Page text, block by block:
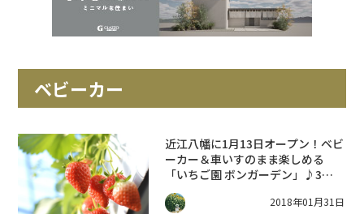
ベビーカー
近江八幡に1月13日オープン！ベビ
ーカー＆車いすのまま楽しめる
「いちご園 ボンガーデン」♪3歳
以下無料！
2018年01月31日